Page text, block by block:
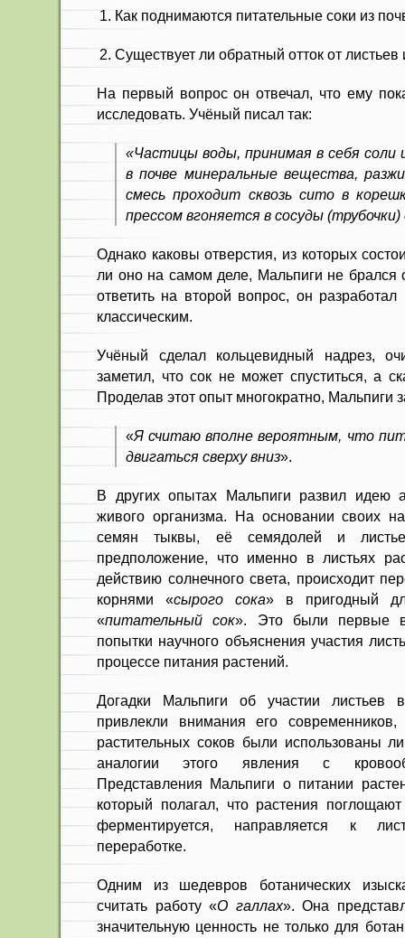
Как поднимаются питательные соки из
Существует ли обратный отток от
На первый вопрос он отвечал, что ему
исследовать. Учёный писал так:
«Частицы воды, принимая в себя соли
в почве минеральные вещества,
смесь проходит сквозь сито в
прессом вгоняется в сосуды
Однако каковы отверстия, из которых
ли оно на самом деле, Мальпиги не брался
ответить на второй вопрос, он
классическим.
Учёный сделал кольцевидный надрез,
заметил, что сок не может спуститься, а
Проделав этот опыт многократно, Мальпиги
«Я считаю вполне вероятным, что
двигаться сверху вниз».
В других опытах Мальпиги развил идею
живого организма. На основании своих
семян тыквы, её семядолей и
предположение, что именно в листьях
действию солнечного света, происходит
корнями «сырого сока» в пригодный
«питательный сок». Это были первые
попытки научного объяснения участия
процессе питания растений.
Догадки Мальпиги об участии листьев
привлекли внимания его
растительных соков были использованы
аналогии этого явления с
Представления Мальпиги о питании
который полагал, что растения
ферментируется, направляется к
переработке.
Одним из шедевров ботанических
считать работу «О галлах». Она
значительную ценность не только для